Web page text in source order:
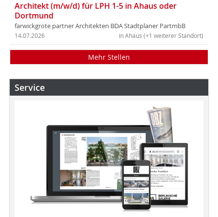
Architekt (m/w/d) für LPH 1-5 in Ahaus oder
Dortmund
farwickgrote partner Architekten BDA Stadtplaner PartmbB
in Ahaus (+1 weiterer Standort)
14.07.2026
Mehr Stellen
Service